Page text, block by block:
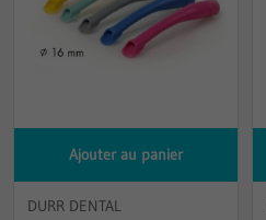
Ajouter au panier
DURR DENTAL